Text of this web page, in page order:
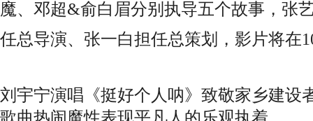
魔、邓超&俞白眉分别执导五个故事，张
任总导演、张一白担任总策划， 影片将在
刘宇宁演唱《挺好个人呐》致敬家乡建设
歌曲热闹魔性表现平凡人的乐观执着